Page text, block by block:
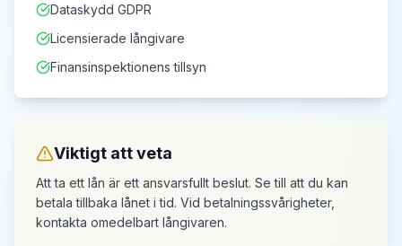
Dataskydd GDPR
Licensierade långivare
Finansinspektionens tillsyn
Viktigt att veta
Att ta ett lån är ett ansvarsfullt beslut. Se till att du kan
betala tillbaka lånet i tid. Vid betalningssvårigheter,
kontakta omedelbart långivaren.